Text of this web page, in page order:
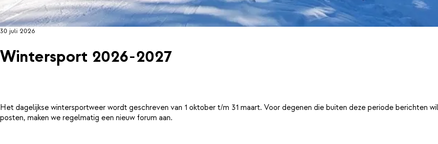
30 juli 2026
Wintersport 2026-2027
Het dagelijkse wintersportweer wordt geschreven van 1 oktober t/m 31 maart. Voor degenen die buiten deze periode berichten
posten, maken we regelmatig een nieuw forum aan.